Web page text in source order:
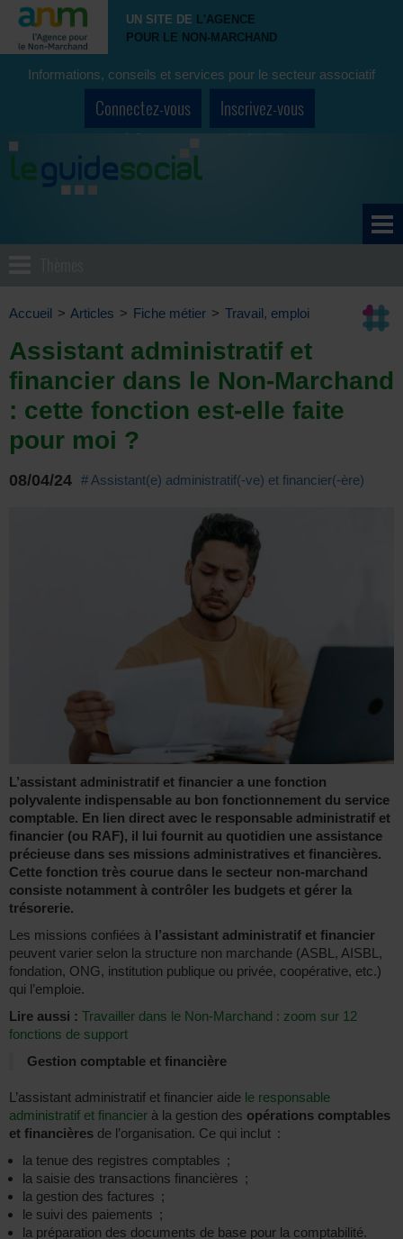
UN SITE DE L'AGENCE
POUR LE NON-MARCHAND
Informations, conseils et services pour le secteur associatif
Connectez-vous Inscrivez-vous
Accueil > Articles > Fiche métier > Travail, emploi
Assistant administratif et
financier dans le Non-Marchand
: cette fonction est-elle faite
pour moi ?
08/04/24 # Assistant(e) administratif(-ve) et financier(-ère)
L’assistant administratif et financier a une fonction
polyvalente indispensable au bon fonctionnement du service
comptable. En lien direct avec le responsable administratif et
financier (ou RAF), il lui fournit au quotidien une assistance
précieuse dans ses missions administratives et financières.
Cette fonction très courue dans le secteur non-marchand
consiste notamment à contrôler les budgets et gérer la
trésorerie.
Les missions confiées à l’assistant administratif et financier
peuvent varier selon la structure non marchande (ASBL, AISBL,
fondation, ONG, institution publique ou privée, coopérative, etc.)
qui l’emploie.
Lire aussi : Travailler dans le Non-Marchand : zoom sur 12
fonctions de support
Gestion comptable et financière
L’assistant administratif et financier aide le responsable
administratif et financier à la gestion des opérations comptables
et financières de l’organisation. Ce qui inclut :
la tenue des registres comptables ;
la saisie des transactions financières ;
la gestion des factures ;
le suivi des paiements ;
la préparation des documents de base pour la comptabilité.